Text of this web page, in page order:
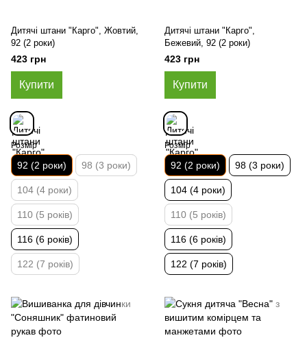
Дитячі штани "Карго", Жовтий,
92 (2 роки)
423 грн
Купити
Розмір
92 (2 роки) 98 (3 роки)
104 (4 роки)
110 (5 років)
116 (6 років)
122 (7 років)
Дитячі штани "Карго",
Бежевий, 92 (2 роки)
423 грн
Купити
Розмір
92 (2 роки) 98 (3 роки)
104 (4 роки)
110 (5 років)
116 (6 років)
122 (7 років)